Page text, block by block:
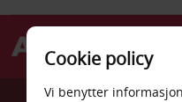
Welcome
Cookie policy
Vi benytter